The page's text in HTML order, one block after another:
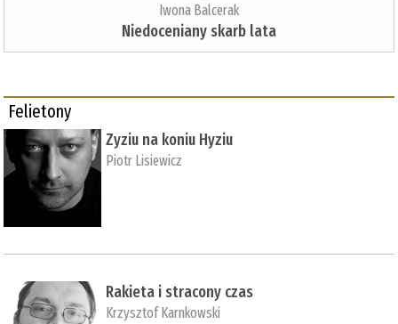
Iwona Balcerak
Niedoceniany skarb lata
Felietony
Zyziu na koniu Hyziu
Piotr Lisiewicz
Rakieta i stracony czas
Krzysztof Karnkowski